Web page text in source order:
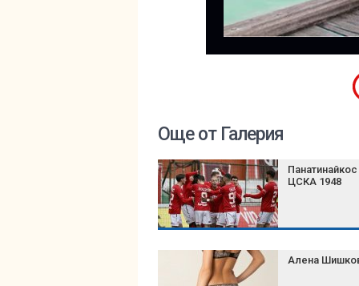
Още от Галерия
ЦСКА 1948
Алена